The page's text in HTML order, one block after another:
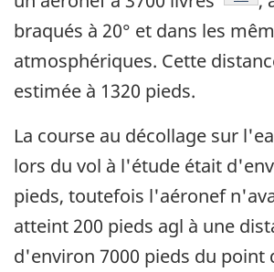
braqués à 20° et dans les
atmosphériques. Cette
estimée à 1320 pieds.
La course au décollage sur
lors du vol à l'étude était
pieds, toutefois l'aéronef
atteint 200 pieds agl à une
d'environ 7000 pieds du point